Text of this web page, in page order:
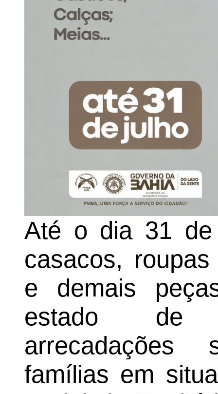
Até o dia 31 de
casacos,
e demais
estado de
famílias em